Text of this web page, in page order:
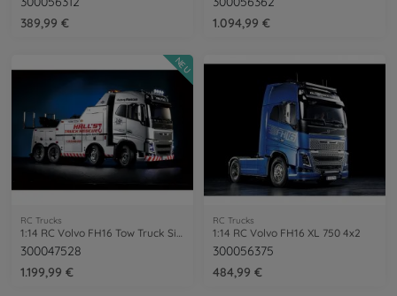
389,99 €
1.094,99 €
RC Trucks
1:14 RC Volvo FH16 Tow Truck Silver
300047528
1.199,99 €
NEU
RC Trucks
1:14 RC Volvo FH16 XL 750 4x2
300056375
484,99 €